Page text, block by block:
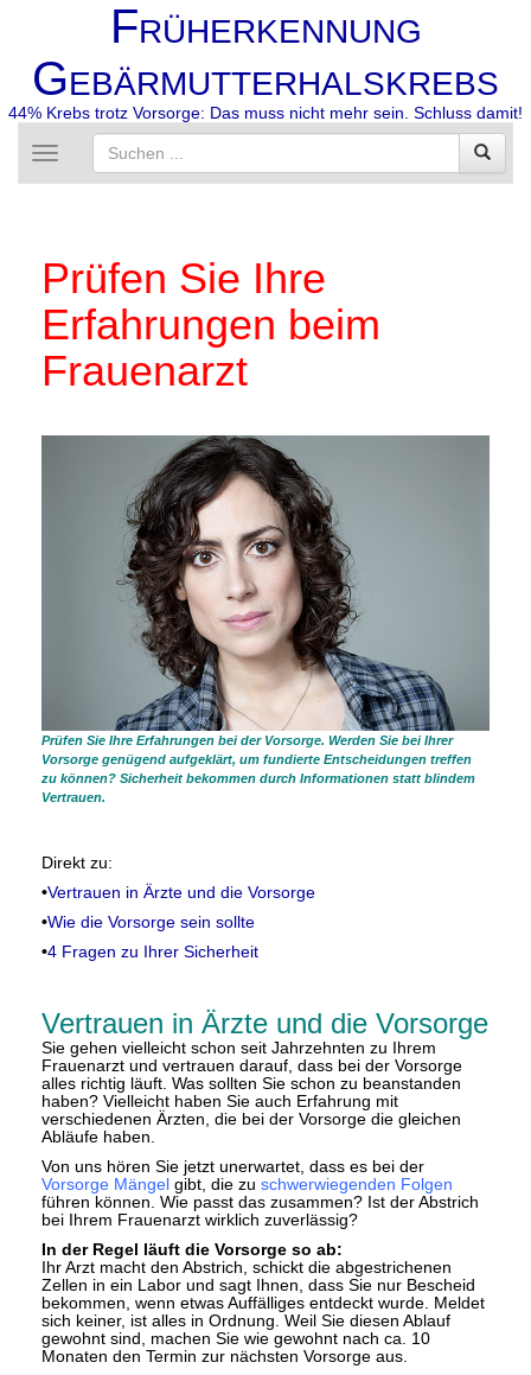
FRÜHERKENNUNG
GEBÄRMUTTERHALSKREBS
44% Krebs trotz Vorsorge: Das muss nicht mehr sein. Schluss damit!
Toggle
navigation
Prüfen Sie Ihre
Erfahrungen beim
Frauenarzt
Prüfen Sie Ihre Erfahrungen bei der Vorsorge. Werden Sie bei Ihrer
Vorsorge genügend aufgeklärt, um fundierte Entscheidungen treffen
zu können? Sicherheit bekommen durch Informationen statt blindem
Vertrauen.
Direkt zu:
•Vertrauen in Ärzte und die Vorsorge
•Wie die Vorsorge sein sollte
•4 Fragen zu Ihrer Sicherheit
Vertrauen in Ärzte und die Vorsorge
Sie gehen vielleicht schon seit Jahrzehnten zu Ihrem
Frauenarzt und vertrauen darauf, dass bei der Vorsorge
alles richtig läuft. Was sollten Sie schon zu beanstanden
haben? Vielleicht haben Sie auch Erfahrung mit
verschiedenen Ärzten, die bei der Vorsorge die gleichen
Abläufe haben.
Von uns hören Sie jetzt unerwartet, dass es bei der
Vorsorge Mängel gibt, die zu schwerwiegenden Folgen
führen können. Wie passt das zusammen? Ist der Abstrich
bei Ihrem Frauenarzt wirklich zuverlässig?
In der Regel läuft die Vorsorge so ab:
Ihr Arzt macht den Abstrich, schickt die abgestrichenen
Zellen in ein Labor und sagt Ihnen, dass Sie nur Bescheid
bekommen, wenn etwas Auffälliges entdeckt wurde. Meldet
sich keiner, ist alles in Ordnung. Weil Sie diesen Ablauf
gewohnt sind, machen Sie wie gewohnt nach ca. 10
Monaten den Termin zur nächsten Vorsorge aus.